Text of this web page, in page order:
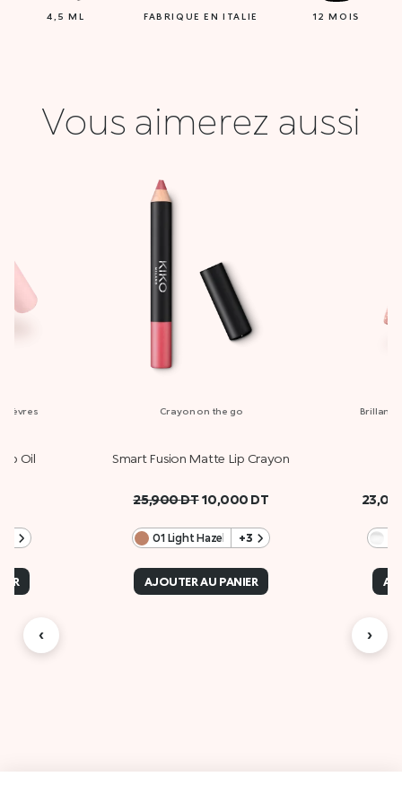
4,5 ML FABRIQUE EN ITALIE 12 MOIS
Vous aimerez aussi
lèvres
Oil
Crayon on the go
Smart Fusion Matte Lip Crayon
25,900DT 10,000 DT
01 Light Hazelnut+3
AJOUTER AU PANIER
Brillant
‹ ›